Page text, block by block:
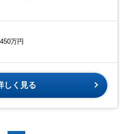
万円
しく見る